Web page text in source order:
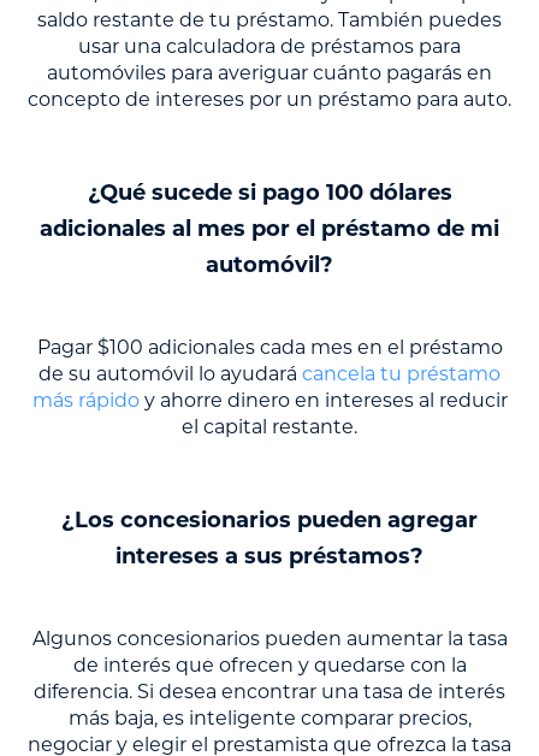
saldo restante de tu préstamo. También puedes
usar una calculadora de préstamos para
automóviles para averiguar cuánto pagarás en
concepto de intereses por un préstamo para auto.
¿Qué sucede si pago 100 dólares
adicionales al mes por el préstamo de mi
automóvil?
Pagar $100 adicionales cada mes en el préstamo
de su automóvil lo ayudará cancela tu préstamo
más rápidoy ahorre dinero en intereses al reducir
el capital restante.
¿Los concesionarios pueden agregar
intereses a sus préstamos?
Algunos concesionarios pueden aumentar la tasa
de interés que ofrecen y quedarse con la
diferencia. Si desea encontrar una tasa de interés
más baja, es inteligente comparar precios,
negociar y elegir el prestamista que ofrezca la tasa